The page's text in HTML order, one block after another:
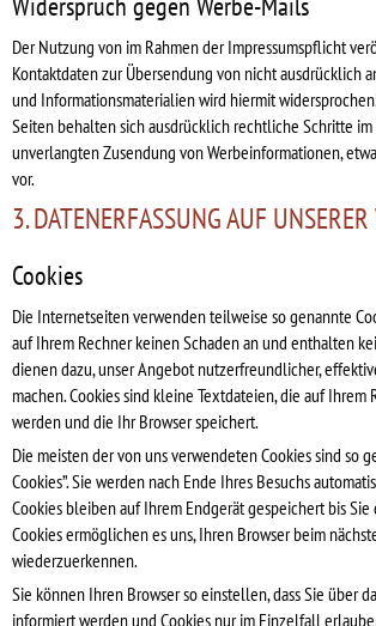
Der Nutzung von im Rahmen der Impressumspflicht
Kontaktdaten zur Übersendung von nicht ausdrücklich
und Informationsmaterialien wird hiermit
Seiten behalten sich ausdrücklich rechtliche Schritte
unverlangten Zusendung von Werbeinformationen,
vor.
3. DATENERFASSUNG AUF
Cookies
Die Internetseiten verwenden teilweise so genannte
auf Ihrem Rechner keinen Schaden an und enthalten
dienen dazu, unser Angebot nutzerfreundlicher,
machen. Cookies sind kleine Textdateien, die auf Ihrem
werden und die Ihr Browser speichert.
Die meisten der von uns verwendeten Cookies sind so
Cookies”. Sie werden nach Ende Ihres Besuchs
Cookies bleiben auf Ihrem Endgerät gespeichert bis Sie
Cookies ermöglichen es uns, Ihren Browser beim
wiederzuerkennen.
Sie können Ihren Browser so einstellen, dass Sie über
informiert werden und Cookies nur im Einzelfall